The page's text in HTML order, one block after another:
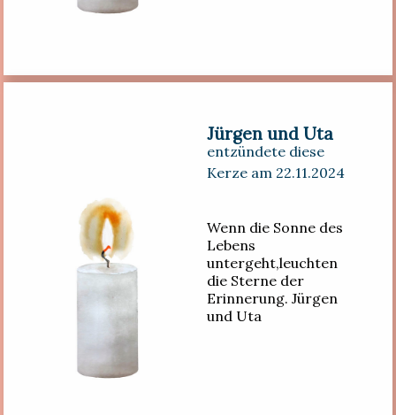
Jürgen und Uta
entzündete diese
Kerze am 22.11.2024
Wenn die Sonne des
Lebens
untergeht,leuchten
die Sterne der
Erinnerung. Jürgen
und Uta